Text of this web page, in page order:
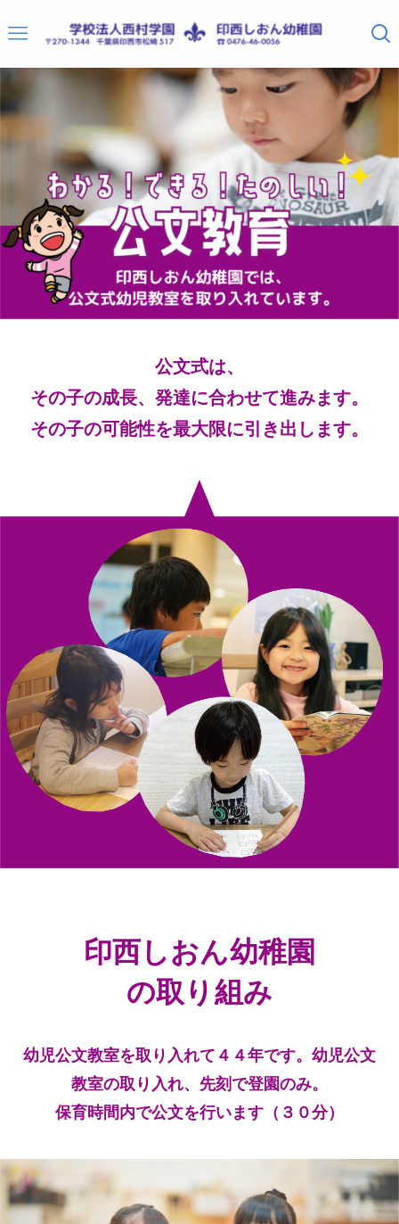
公文式は、
その子の成長、 発達に合わせて進みます。
その子の可能性を最大限に引き出します。
印西しおん幼稚園
の取り組み
幼児公文教室を取り入れて４４年です。幼児公文
教室の取り入れ、先刻で登園のみ。
保育時間内で公文を行います（３０分）